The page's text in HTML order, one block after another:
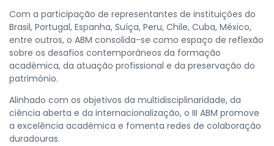
Com a participação de representantes de instituições do
Brasil, Portugal, Espanha, Suíça, Peru, Chile, Cuba, México,
entre outros, o ABM consolida-se como espaço de reflexão
sobre os desafios contemporâneos da formação
académica, da atuação profissional e da preservação do
património.
Alinhado com os objetivos da multidisciplinaridade, da
ciência aberta e da internacionalização, o III ABM promove
a excelência académica e fomenta redes de colaboração
duradouras.